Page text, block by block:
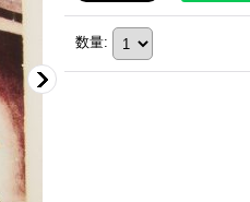
数量: